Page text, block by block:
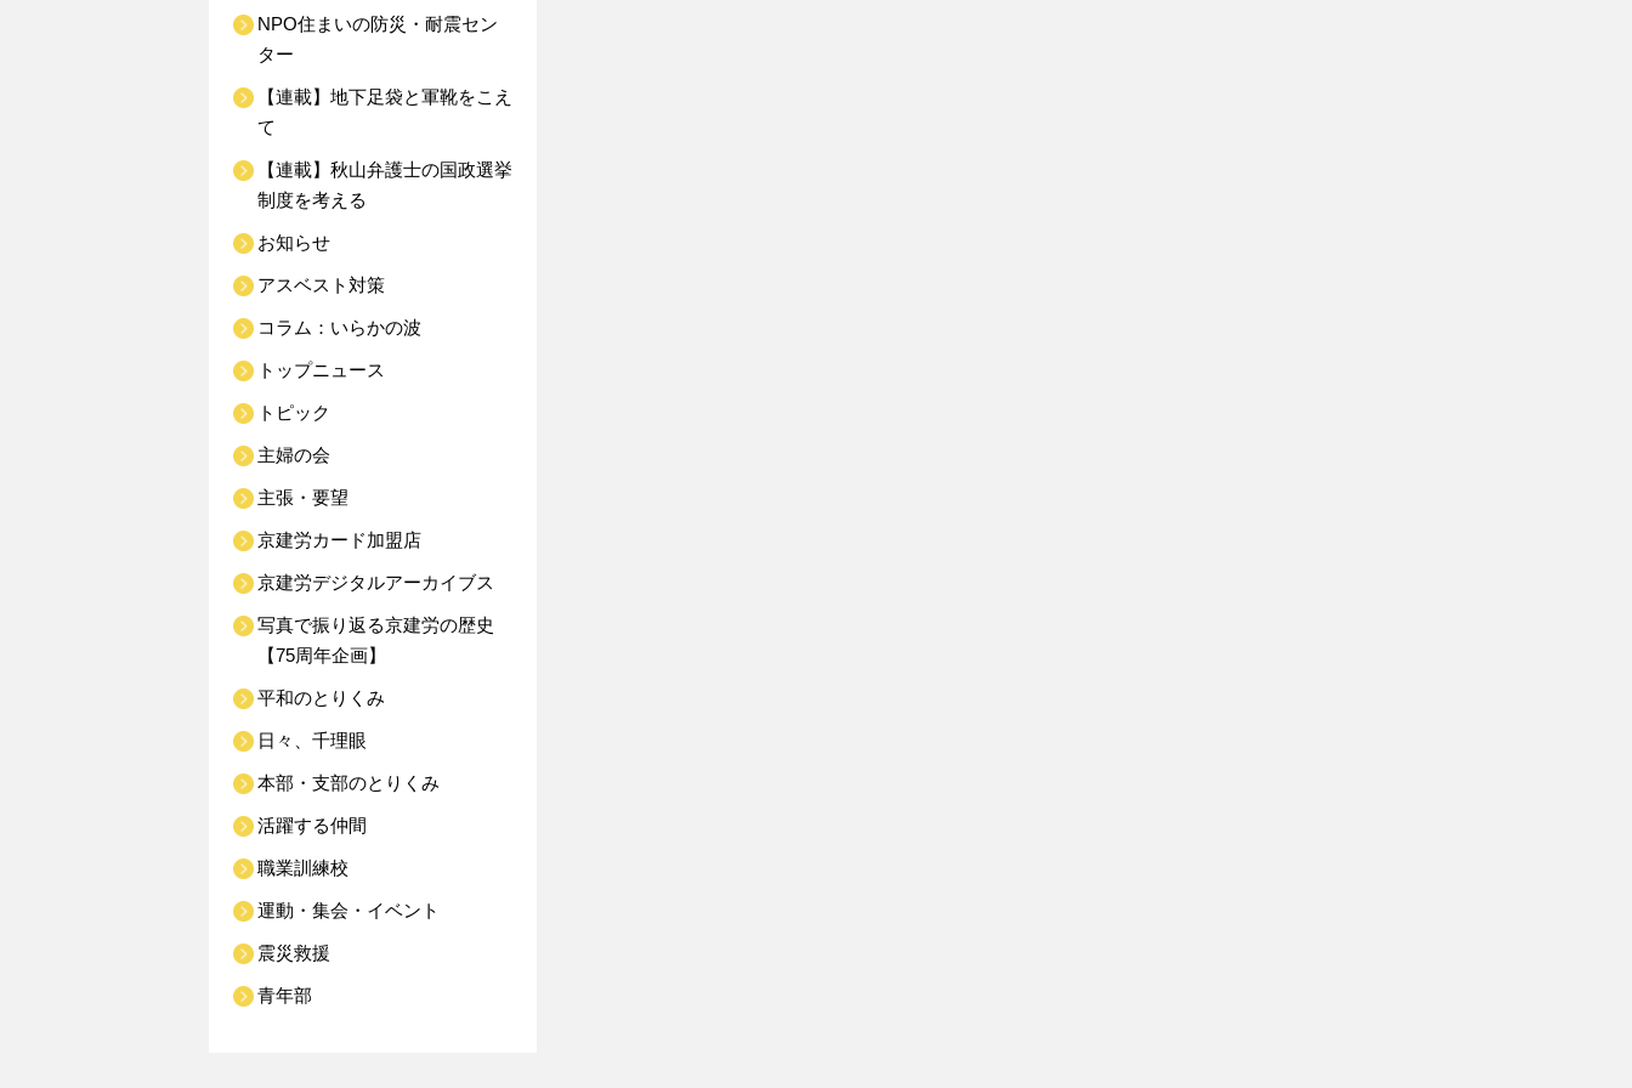
NPO住まいの防災・耐震セン
ター
【連載】地下足袋と軍靴をこえ
て
【連載】秋山弁護士の国政選挙
制度を考える
お知らせ
アスベスト対策
コラム：いらかの波
トップニュース
トピック
主婦の会
主張・要望
京建労カード加盟店
京建労デジタルアーカイブス
写真で振り返る京建労の歴史
【75周年企画】
平和のとりくみ
日々、千理眼
本部・支部のとりくみ
活躍する仲間
職業訓練校
運動・集会・イベント
震災救援
青年部